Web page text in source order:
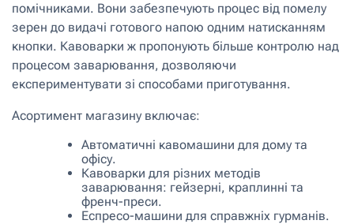
помічниками. Вони забезпечують процес від помелу
зерен до видачі готового напою одним натисканням
кнопки. Кавоварки ж пропонують більше контролю над
процесом заварювання, дозволяючи
експериментувати зі способами приготування.
Асортимент магазину включає:
Автоматичні кавомашини для дому та
офісу.
Кавоварки для різних методів
заварювання: гейзерні, краплинні та
френч-преси.
Еспресо-машини для справжніх гурманів.